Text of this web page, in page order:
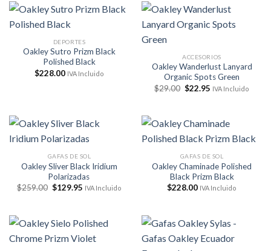
DEPORTES
Oakley Sutro Prizm Black
Polished Black
$228.00 IVA Incluido
ACCESORIOS
Oakley Wanderlust Lanyard
Organic Spots Green
$29.00 El
$29.00.
$22.95 El
$22.95.
IVA Incluido
GAFAS DE SOL
Oakley Sliver Black Iridium
Polarizadas
$259.00 El
$259.00.
$129.95 El
$129.95.
IVA Incluido
GAFAS DE SOL
Oakley Chaminade Polished
Black Prizm Black
$228.00 IVA Incluido